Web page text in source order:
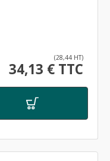
(28,44 HT)
34,13 € TTC